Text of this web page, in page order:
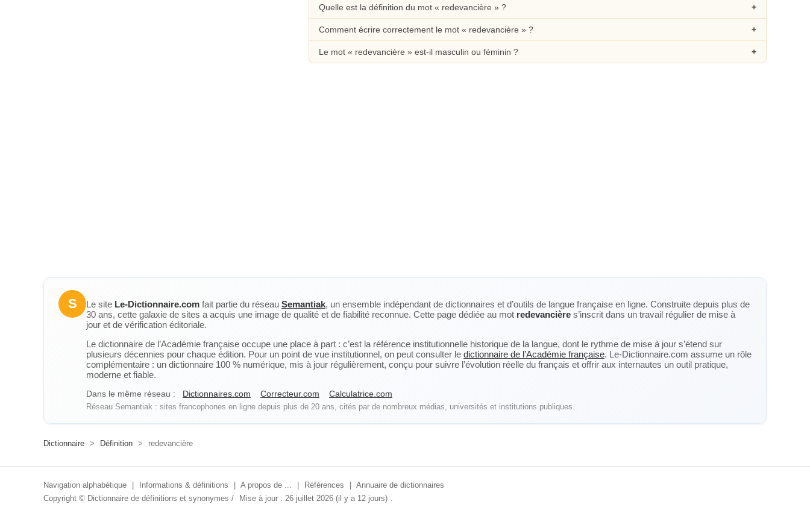
Quelle est la définition du mot « redevancière » ?
Comment écrire correctement le mot « redevancière » ?
Le mot « redevancière » est-il masculin ou féminin ?
S Le site Le-Dictionnaire.com fait partie du réseau Semantiak, un ensemble indépendant de dictionnaires et d’outils de langue française en ligne. Construite depuis plus de
30 ans, cette galaxie de sites a acquis une image de qualité et de fiabilité reconnue. Cette page dédiée au mot redevancière s’inscrit dans un travail régulier de mise à
jour et de vérification éditoriale.
Le dictionnaire de l’Académie française occupe une place à part : c’est la référence institutionnelle historique de la langue, dont le rythme de mise à jour s’étend sur
plusieurs décennies pour chaque édition. Pour un point de vue institutionnel, on peut consulter le dictionnaire de l’Académie française. Le-Dictionnaire.com assume un rôle
complémentaire : un dictionnaire 100 % numérique, mis à jour régulièrement, conçu pour suivre l’évolution réelle du français et offrir aux internautes un outil pratique,
moderne et fiable.
Dans le même réseau : Dictionnaires.com Correcteur.com Calculatrice.com
Réseau Semantiak : sites francophones en ligne depuis plus de 20 ans, cités par de nombreux médias, universités et institutions publiques.
Dictionnaire > Définition > redevancière
Navigation alphabétique Informations & définitions A propos de ... Références
Annuaire de dictionnaires
Copyright © Dictionnaire de définitions et synonymes / Mise à jour : 26 juillet 2026 (il y a 12 jours) .